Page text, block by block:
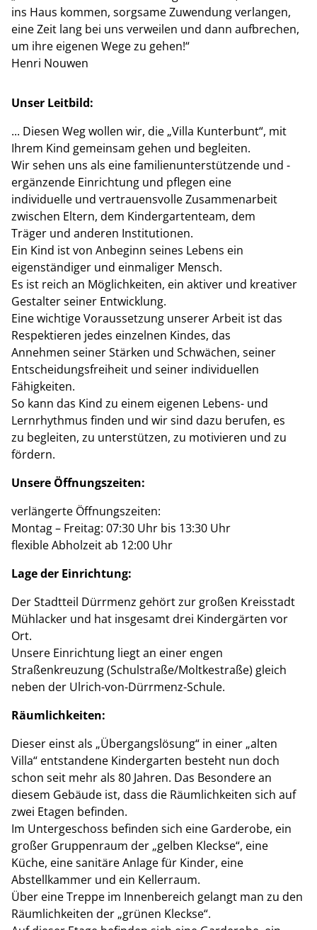
ins Haus kommen, sorgsame Zuwendung verlangen,
eine Zeit lang bei uns verweilen und dann aufbrechen,
um ihre eigenen Wege zu gehen!“
Henri Nouwen
Unser Leitbild:
... Diesen Weg wollen wir, die „Villa Kunterbunt“, mit
Ihrem Kind gemeinsam gehen und begleiten.
Wir sehen uns als eine familienunterstützende und -
ergänzende Einrichtung und pflegen eine
individuelle und vertrauensvolle Zusammenarbeit
zwischen Eltern, dem Kindergartenteam, dem
Träger und anderen Institutionen.
Ein Kind ist von Anbeginn seines Lebens ein
eigenständiger und einmaliger Mensch.
Es ist reich an Möglichkeiten, ein aktiver und kreativer
Gestalter seiner Entwicklung.
Eine wichtige Voraussetzung unserer Arbeit ist das
Respektieren jedes einzelnen Kindes, das
Annehmen seiner Stärken und Schwächen, seiner
Entscheidungsfreiheit und seiner individuellen
Fähigkeiten.
So kann das Kind zu einem eigenen Lebens- und
Lernrhythmus finden und wir sind dazu berufen, es
zu begleiten, zu unterstützen, zu motivieren und zu
fördern.
Unsere Öffnungszeiten:
verlängerte Öffnungszeiten:
Montag – Freitag: 07:30 Uhr bis 13:30 Uhr
flexible Abholzeit ab 12:00 Uhr
Lage der Einrichtung:
Der Stadtteil Dürrmenz gehört zur großen Kreisstadt
Mühlacker und hat insgesamt drei Kindergärten vor
Ort.
Unsere Einrichtung liegt an einer engen
Straßenkreuzung (Schulstraße/Moltkestraße) gleich
neben der Ulrich-von-Dürrmenz-Schule.
Räumlichkeiten:
Dieser einst als „Übergangslösung“ in einer „alten
Villa“ entstandene Kindergarten besteht nun doch
schon seit mehr als 80 Jahren. Das Besondere an
diesem Gebäude ist, dass die Räumlichkeiten sich auf
zwei Etagen befinden.
Im Untergeschoss befinden sich eine Garderobe, ein
großer Gruppenraum der „gelben Kleckse“, eine
Küche, eine sanitäre Anlage für Kinder, eine
Abstellkammer und ein Kellerraum.
Über eine Treppe im Innenbereich gelangt man zu den
Räumlichkeiten der „grünen Kleckse“.